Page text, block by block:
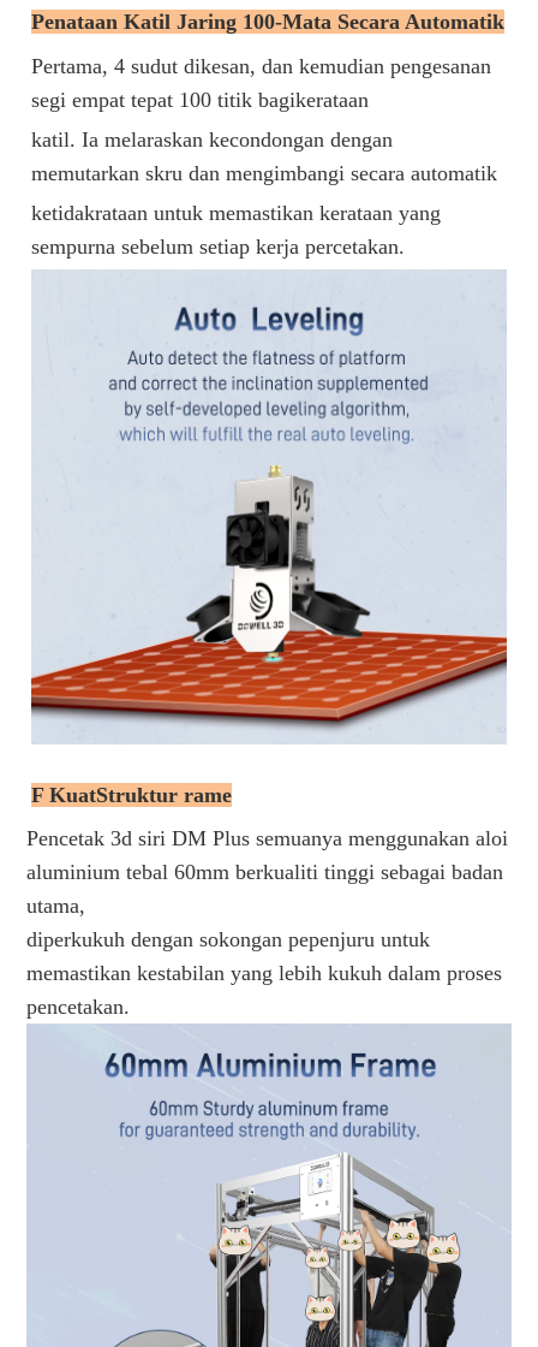
Penataan Katil Jaring 100-Mata Secara Automatik
Pertama, 4 sudut dikesan, dan kemudian pengesanan
segi empat tepat 100 titik bagikerataan
katil. Ia melaraskan kecondongan dengan
memutarkan skru dan mengimbangi secara automatik
ketidakrataan untuk memastikan kerataan yang
sempurna sebelum setiap kerja percetakan.
F KuatStruktur rame
Pencetak 3d siri DM Plus semuanya menggunakan aloi
aluminium tebal 60mm berkualiti tinggi sebagai badan
utama,
diperkukuh dengan sokongan pepenjuru untuk
memastikan kestabilan yang lebih kukuh dalam proses
pencetakan.